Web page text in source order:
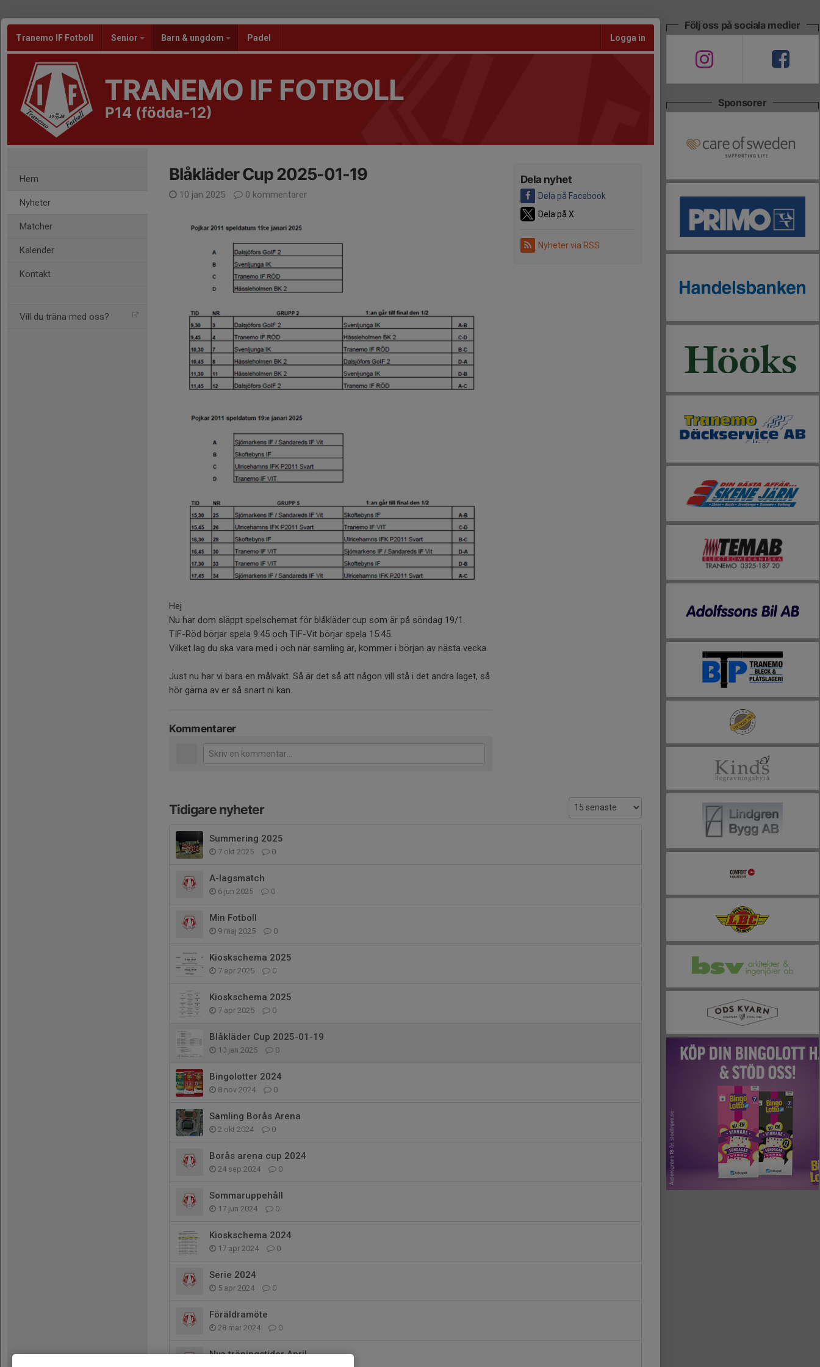
Tranemo IF Fotboll Senior Barn & ungdom Padel Logga in
TRANEMO IF FOTBOLL
P14 (födda-12)
Hem
Nyheter
Matcher
Kalender
Kontakt
Vill du träna med oss?
Dela nyhet
Dela på Facebook
Dela på X
Nyheter via RSS
Blåkläder Cup 2025-01-19
10 jan 2025 0 kommentarer
Hej
Nu har dom släppt spelschemat för blåkläder cup som är på söndag 19/1.
TIF-Röd börjar spela 9:45 och TIF-Vit börjar spela 15:45.
Vilket lag du ska vara med i och när samling är, kommer i början av nästa vecka.
Just nu har vi bara en målvakt. Så är det så att någon vill stå i det andra laget, så
hör gärna av er så snart ni kan.
Kommentarer
Tidigare nyheter
Summering 2025
7 okt 2025 0
A-lagsmatch
6 jun 2025 0
Min Fotboll
9 maj 2025 0
Kioskschema 2025
7 apr 2025 0
Kioskschema 2025
7 apr 2025 0
Blåkläder Cup 2025-01-19
10 jan 2025 0
Bingolotter 2024
8 nov 2024 0
Samling Borås Arena
2 okt 2024 0
Borås arena cup 2024
24 sep 2024 0
Sommaruppehåll
17 jun 2024 0
Kioskschema 2024
17 apr 2024 0
Serie 2024
5 apr 2024 0
Föräldramöte
28 mar 2024 0
Nya träningstider April
Följ oss på sociala medier
Sponsorer